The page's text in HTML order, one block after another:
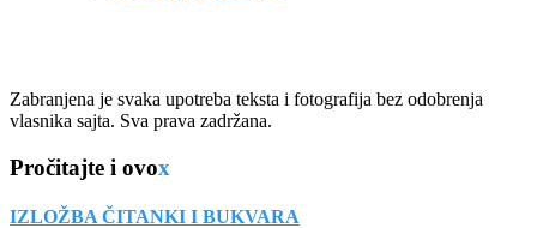
Zabranjena je svaka upotreba teksta i fotografija bez odobrenja
vlasnika sajta. Sva prava zadržana.
Pročitajte i ovox
IZLOŽBA ČITANKI I BUKVARA